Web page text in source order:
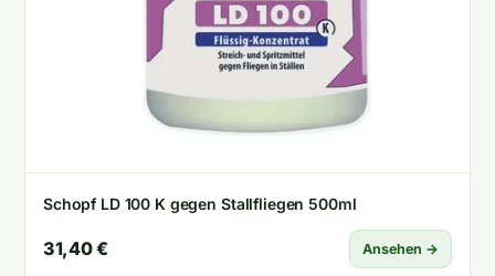
Schopf LD 100 K gegen Stallfliegen 500ml
31,40 € Ansehen →